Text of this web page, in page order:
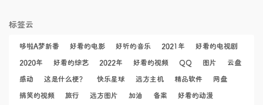
标签云
哆啦A梦新番 好看的电影 好听的音乐 2021年
好看的电视剧
2020年
好看的综艺 2022年 好看的视频 QQ 图片
云盘
感动
这是什么梗？ 快乐星球 远方主机 精品软件
网盘
搞笑的视频
旅行 远方图片 加油 备案 好看的动漫